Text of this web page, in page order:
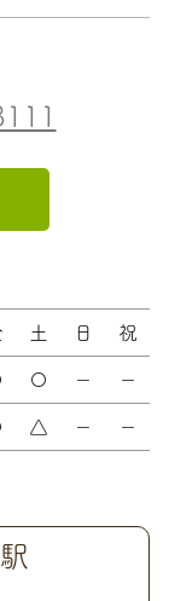
土 日 祝
〇 － －
△ － －